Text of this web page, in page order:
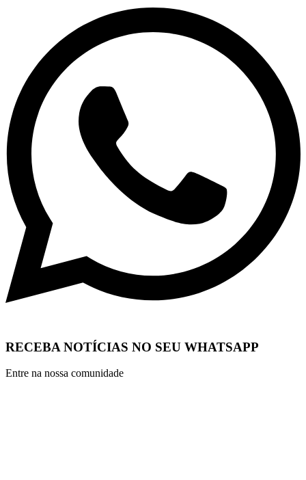
RECEBA NOTÍCIAS NO SEU WHATSAPP
Entre na nossa comunidade